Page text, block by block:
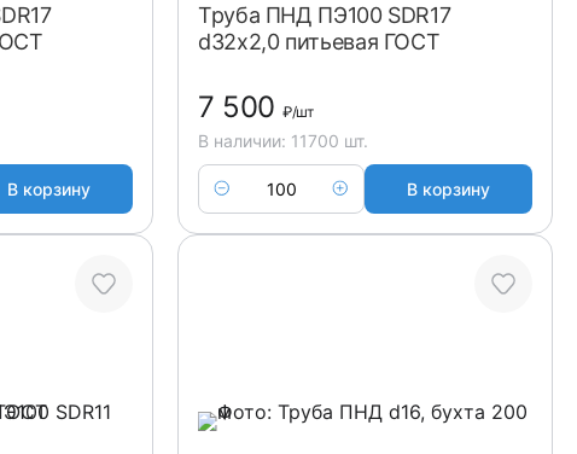
В корзину
Труба ПНД ПЭ100 SDR17
d32x2,0 питьевая ГОСТ
7 500₽/шт
В наличии: 11700 шт.
В корзину